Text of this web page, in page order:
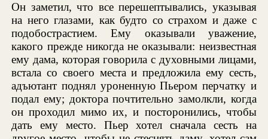
Он заметил, что все перешептывались, указывая
на него глазами, как будто со страхом и даже с
подобострастием. Ему оказывали уважение,
какого прежде никогда не оказывали: неизвестная
ему дама, которая говорила с духовными лицами,
встала со своего места и предложила ему сесть,
адъютант поднял уроненную Пьером перчатку и
подал ему; доктора почтительно замолкли, когда
он проходил мимо их, и посторонились, чтобы
дать ему место. Пьер хотел сначала сесть на